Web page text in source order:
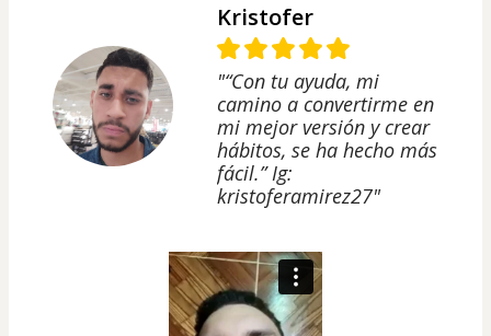
Kristofer
"“Con tu ayuda, mi
camino a convertirme en
mi mejor versión y crear
hábitos, se ha hecho más
fácil.” Ig:
kristoferamirez27"